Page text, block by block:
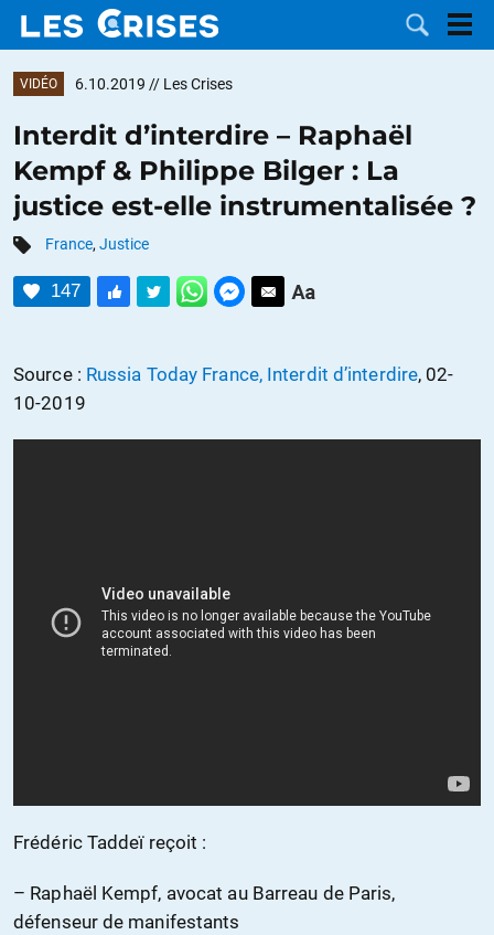
LES
DOSSIERS
CATÉGORIES
MOTS CLÉS
CONTACTER
FAIRE UN
VIDÉO 6.10.2019 // Les Crises
Interdit d’interdire – Raphaël
Kempf & Philippe Bilger : La
justice est-elle instrumentalisée ?
France, Justice
147
Source : Russia Today France, Interdit d’interdire, 02-
10-2019
Frédéric Taddeï reçoit :
– Raphaël Kempf, avocat au Barreau de Paris,
défenseur de manifestants